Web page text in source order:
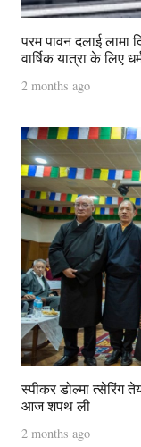
परम पावन दलाई लामा
वार्षिक यात्रा के लिए
2 months ago
स्पीकर डोल्मा त्सेरिंग
आज शपथ ली
2 months ago